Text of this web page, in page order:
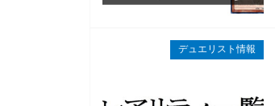
デュエリスト情報